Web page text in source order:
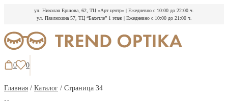
ул. Николая Ершова, 62, ТЦ «Арт центр» | Ежедневно с 10:00 до 22:00 ч.
ул. Павлюхина 57, ТЦ “Бахетле” 1 этаж | Ежедневно с 10:00 до 21:00 ч.
к
содержимому
0 0
Главная / Каталог / Страница 34